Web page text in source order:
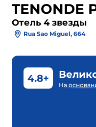
TENONDE
Отель 4 звезды
Rua Sao Miguel, 664
4.8+
На